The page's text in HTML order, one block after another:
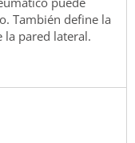
También define la
la pared lateral.